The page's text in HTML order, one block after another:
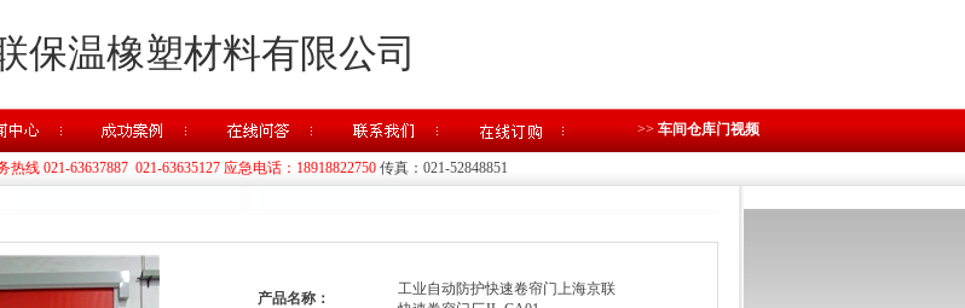
保温橡塑材料有限公司
>> 车间仓库门视频
线 021-63637887 021-63635127 应急电话：18918822750传真：021-52848851
产品名称：
工业自动防护快速卷帘门上海京联